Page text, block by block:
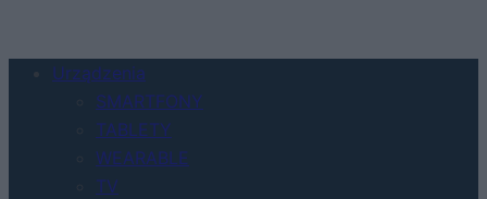
Urządzenia
SMARTFONY
TABLETY
WEARABLE
TV